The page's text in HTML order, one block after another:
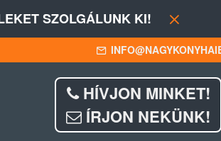
SZOLGÁLUNK KI!
HÍVJON MINKET!
ÍRJON NEKÜNK!